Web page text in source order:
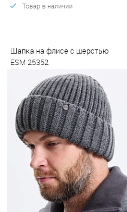
Товар в наличии
Шапка на флисе с шерстью
ESM 25352